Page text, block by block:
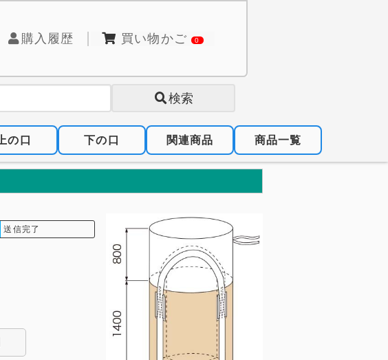
購入履歴 買い物かご 0
検索
上の口 下の口 関連商品 商品一覧
送信完了